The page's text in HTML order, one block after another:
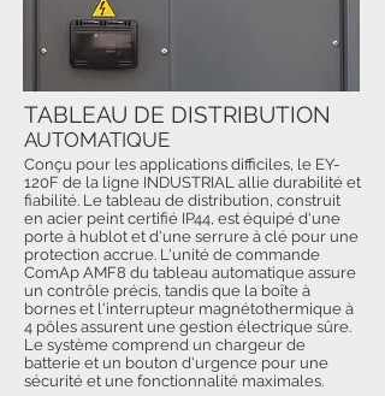
Conçu pour les applications difficiles, le EY-
120F de la ligne INDUSTRIAL allie durabilité et
fiabilité. Le tableau de distribution, construit
en acier peint certifié IP44, est équipé d'une
porte à hublot et d'une serrure à clé pour une
protection accrue. L'unité de commande
ComAp AMF8 du tableau automatique assure
un contrôle précis, tandis que la boîte à
bornes et l'interrupteur magnétothermique à
4 pôles assurent une gestion électrique sûre.
Le système comprend un chargeur de
batterie et un bouton d'urgence pour une
sécurité et une fonctionnalité maximales.
TABLEAU DE DISTRIBUTION
AUTOMATIQUE